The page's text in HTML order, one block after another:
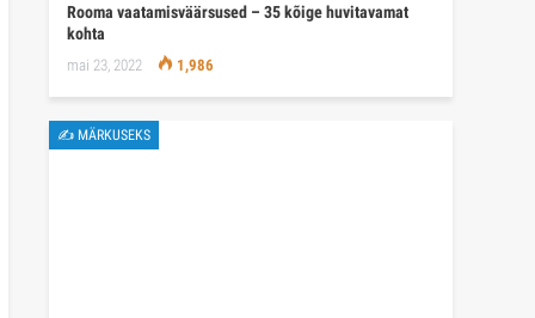
Rooma vaatamisväärsused – 35 kõige huvitavamat
kohta
mai 23, 2022 1,986
✍ MÄRKUSEKS